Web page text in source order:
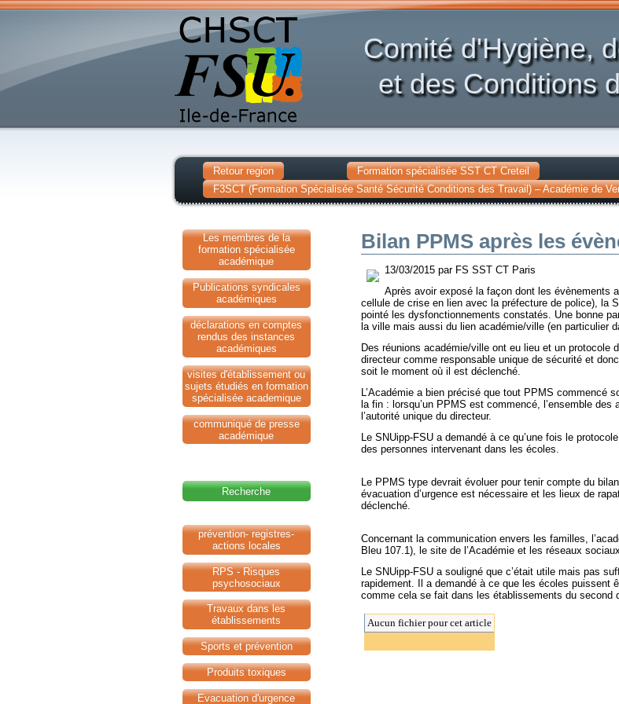
Comité d'Hygiène,
et des Conditions
Retour region
Formation spécialisée SST CT Creteil
F3SCT (Formation Spécialisée Santé Sécurité Conditions des Travail) – Académie de
Les membres de la
formation spécialisée
académique
Publications syndicales
académiques
déclarations en comptes
rendus des instances
académiques
visites d'établissement ou
sujets étudiés en formation
spécialisée academique
communiqué de presse
académique
Recherche
prévention- registres-
actions locales
RPS - Risques
psychosociaux
Travaux dans les
établissements
Sports et prévention
Produits toxiques
Evacuation d'urgence
Bilan PPMS après les
13/03/2015 par FS SST CT Paris
Après avoir exposé la façon dont les évènements
cellule de crise en lien avec la préfecture de police), la
pointé les dysfonctionnements constatés. Une bonne
la ville mais aussi du lien académie/ville (en particulier
Des réunions académie/ville ont eu lieu et un protocole
directeur comme responsable unique de sécurité et
soit le moment où il est déclenché.
L’Académie a bien précisé que tout PPMS commencé
la fin : lorsqu’un PPMS est commencé, l’ensemble
l’autorité unique du directeur.
Le SNUipp-FSU a demandé à ce qu’une fois le
des personnes intervenant dans les écoles.
Le PPMS type devrait évoluer pour tenir compte du
évacuation d’urgence est nécessaire et les lieux de
déclenché.
Concernant la communication envers les familles,
Bleu 107.1), le site de l’Académie et les réseaux sociaux.
Le SNUipp-FSU a souligné que c’était utile mais pas
rapidement. Il a demandé à ce que les écoles puissent
comme cela se fait dans les établissements du second
Aucun fichier pour cet article